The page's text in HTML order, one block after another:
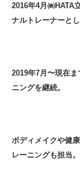
2016年4月㈱HATA
ナルトレーナーとし
2019年7月〜現在
ニングを継続。
ボディメイクや健
レーニングも担当。